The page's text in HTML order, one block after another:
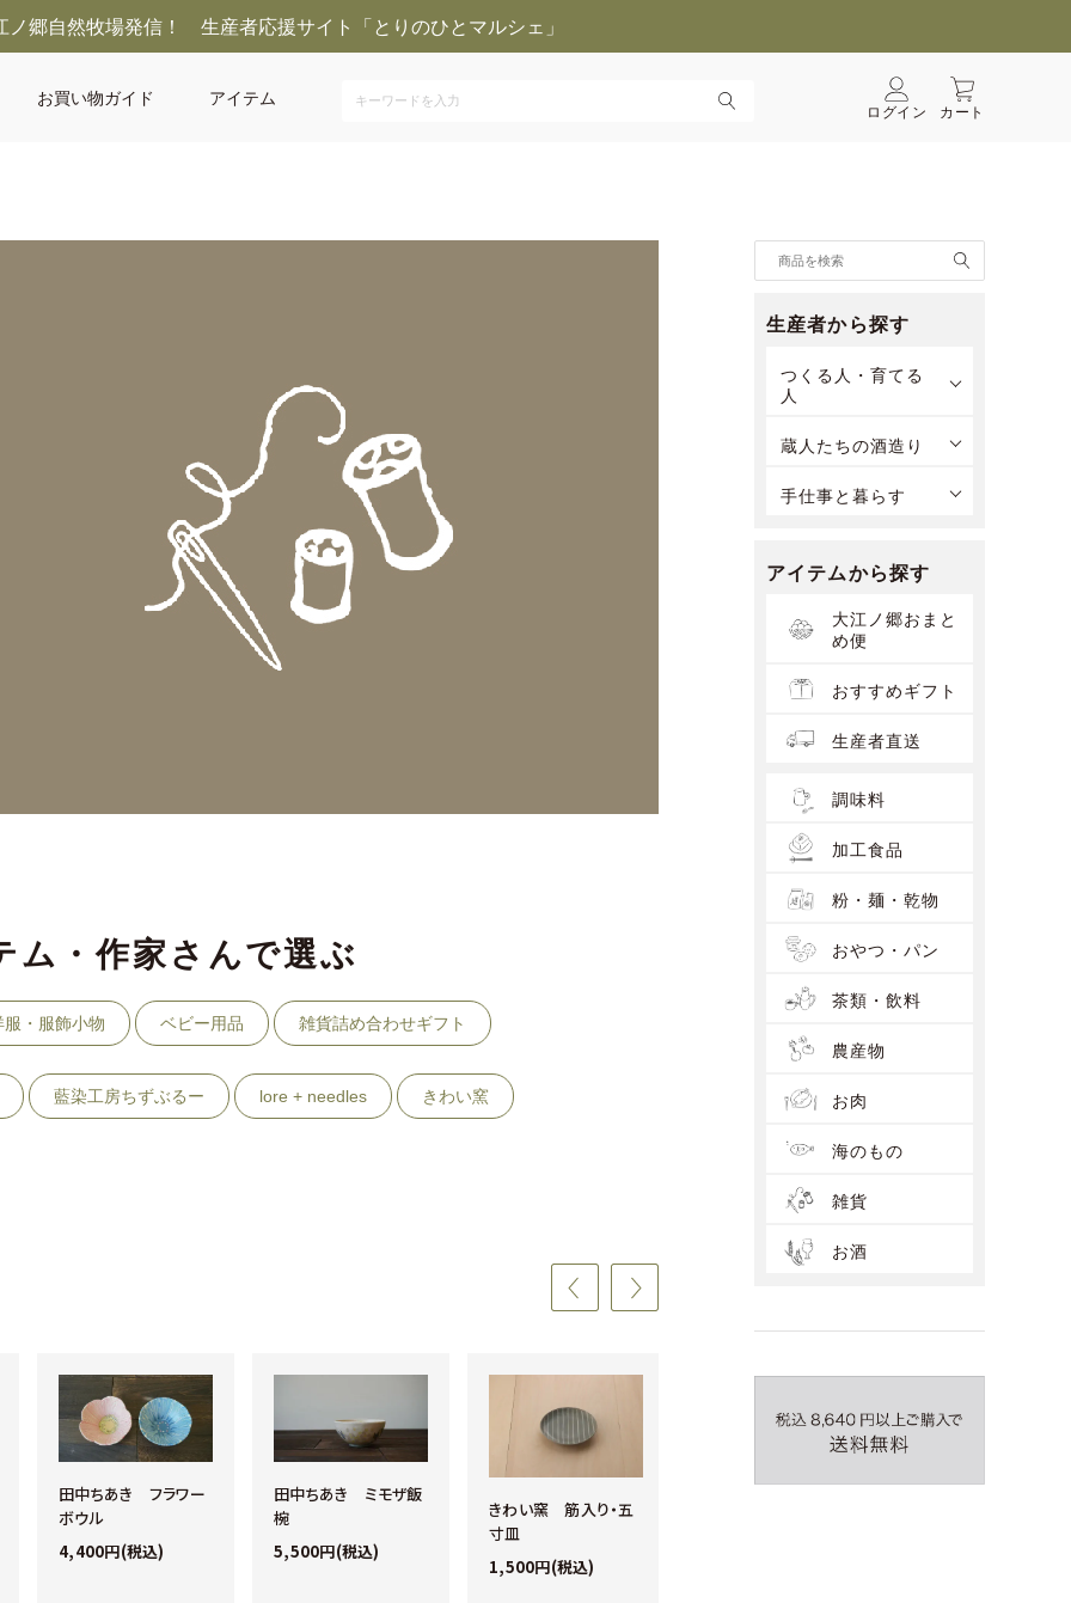
ノ郷自然牧場発信！ 生産者応援サイト「とりのひとマルシェ」
お買い物ガイド アイテム
ログイン カート
生産者から探す
つくる人・育てる
人
蔵人たちの酒造り
手仕事と暮らす
アイテムから探す
大江ノ郷おまと
め便
おすすめギフト
生産者直送
調味料
加工食品
粉・麺・乾物
おやつ・パン
茶類・飲料
農産物
お肉
海のもの
雑貨
お酒
ム・作家さんで選ぶ
服・服飾小物 ベビー用品 雑貨詰め合わせギフト
藍染工房ちずぶるー lore + needles きわい窯
田中ちあき フラワー
ボウル
4,400円(税込)
田中ちあき ミモザ飯
椀
5,500円(税込)
きわい窯 筋入り・五
寸皿
1,500円(税込)